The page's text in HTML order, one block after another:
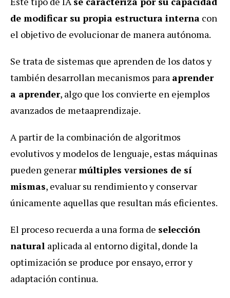
de modificar su propia estructura interna con
el objetivo de evolucionar de manera autónoma.
Se trata de sistemas que aprenden de los datos y
también desarrollan mecanismos para aprender
a aprender, algo que los convierte en ejemplos
avanzados de metaaprendizaje.
A partir de la combinación de algoritmos
evolutivos y modelos de lenguaje, estas máquinas
pueden generarmúltiples versiones de sí
mismas, evaluar su rendimiento y conservar
únicamente aquellas que resultan más eficientes.
El proceso recuerda a una forma de selección
natural aplicada al entorno digital, donde la
optimización se produce por ensayo, error y
adaptación continua.